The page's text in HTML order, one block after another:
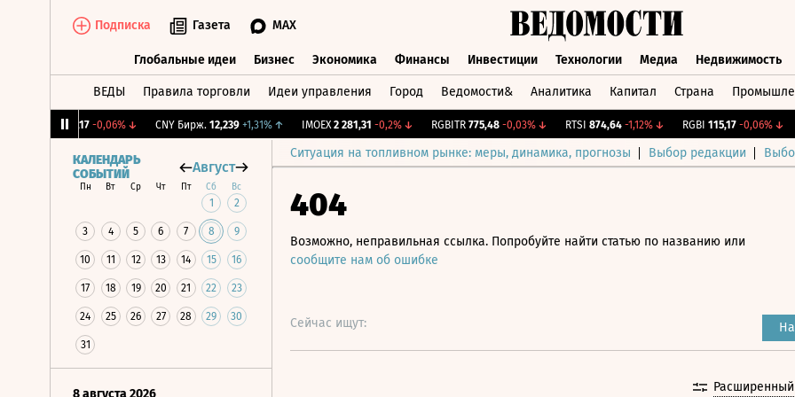
Подписка Газета MAX
Глобальные идеи Бизнес Экономика Финансы Инвестиции Технологии Медиа Недвижимость
ВЕДЫ Правила торговли Идеи управления Город Ведомости& Аналитика Капитал Страна
-0,06%↓ CNY Бирж. 12,239 +1,31%↑ IMOEX 2 281,31 -0,2%↓ RGBITR 775,48 -0,03%↓ RTSI 874,64 -1,12% ↓ RGBI 115,17 -0,06%↓
Ситуация на топливном рынке: меры, динамика, прогнозы Выбор редакции
КАЛЕНДАРЬ
СОБЫТИЙ
Август
Пн Вт Ср Чт Пт Сб Вс
1 2
3 4 5 6 7 8 9
10 11 12 13 14 15 16
17 18 19 20 21 22 23
24 25 26 27 28 29 30
31
8 августа 2026
404
Возможно, неправильная ссылка. Попробуйте найти статью по названию или
сообщите нам об ошибке
Сейчас ищут: